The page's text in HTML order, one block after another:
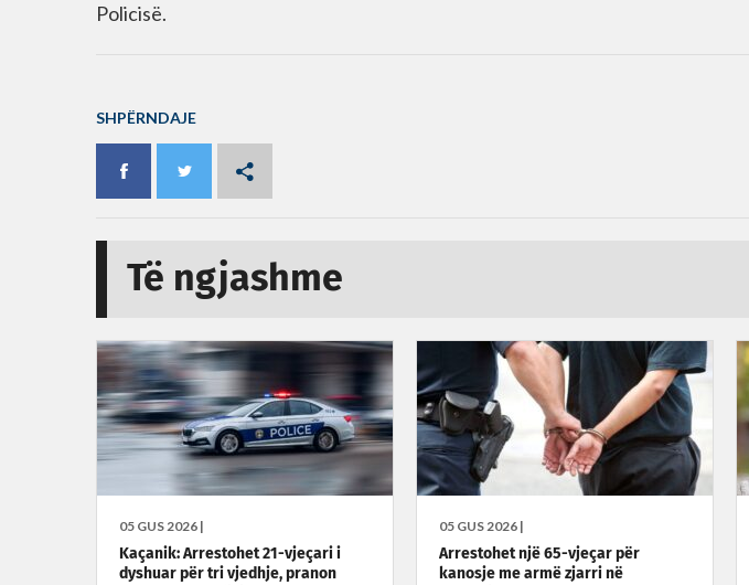
Policisë.
SHPËRNDAJE
Të ngjashme
05 GUS 2026 |
Kaçanik: Arrestohet 21-vjeçari i
dyshuar për tri vjedhje, pranon
05 GUS 2026 |
Arrestohet një 65-vjeçar për
kanosje me armë zjarri në